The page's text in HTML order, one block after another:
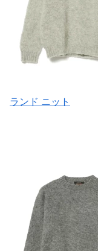
ランド ニット